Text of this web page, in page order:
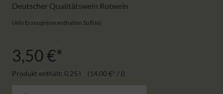
Deutscher Qualitätswein Rotwein
(Alle Erzeugnisse enthalten Sulfite)
3,50 €
Produkt enthält: 0,25 l 14,00€ / l